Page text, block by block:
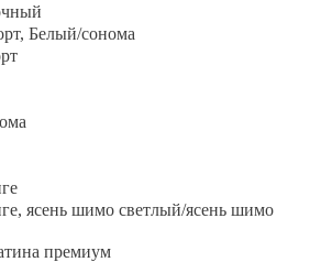
Белый/сонома
ясень шимо светлый/ясень шимо
премиум